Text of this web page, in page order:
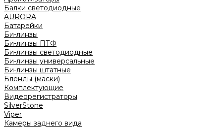
Балки светодиодные
AURORA
Батарейки
Би-линзы
Би-линзы ПТФ
Би-линзы светодиодные
Би-линзы универсальные
Би-линзы штатные
Бленды (маски)
Комплектующие
Видеорегистраторы
SilverStone
Viper
Камеры заднего вида